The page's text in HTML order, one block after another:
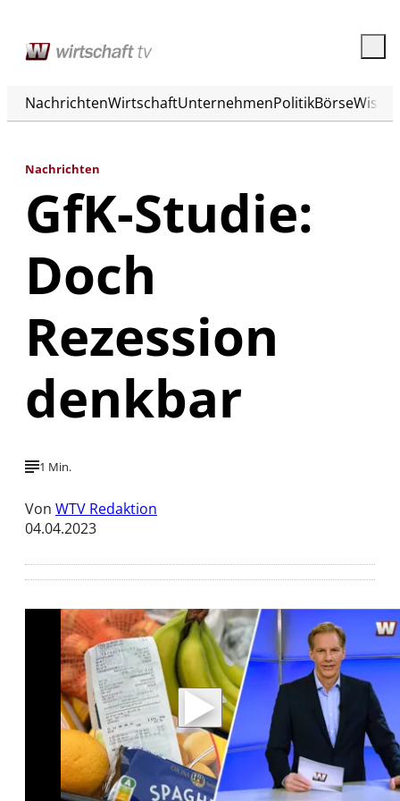
NachrichtenWirtschaftUnternehmenPolitikBörse
Nachrichten
GfK-Studie:
Doch
Rezession
denkbar
1 Min.
Von WTV Redaktion
04.04.2023
Mit der Wiedergabe dieses Videos werden
Daten an Youtube übertragen.
Hinweise dazu erhalten Sie in derDatenschutzerklärung
Akzeptieren